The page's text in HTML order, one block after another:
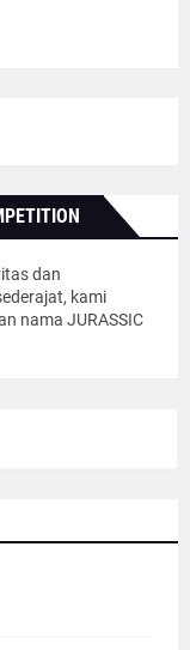
dan
kami
nama JURASSIC